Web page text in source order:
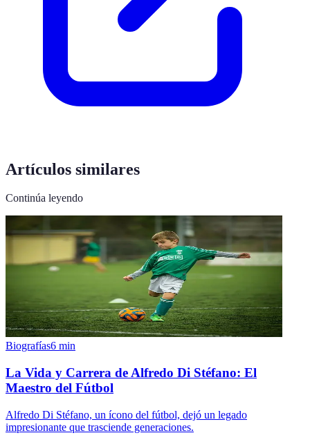
Artículos similares
Continúa leyendo
Biografías6 min
La Vida y Carrera de Alfredo Di Stéfano: El
Maestro del Fútbol
Alfredo Di Stéfano, un ícono del fútbol, dejó un legado
impresionante que trasciende generaciones.